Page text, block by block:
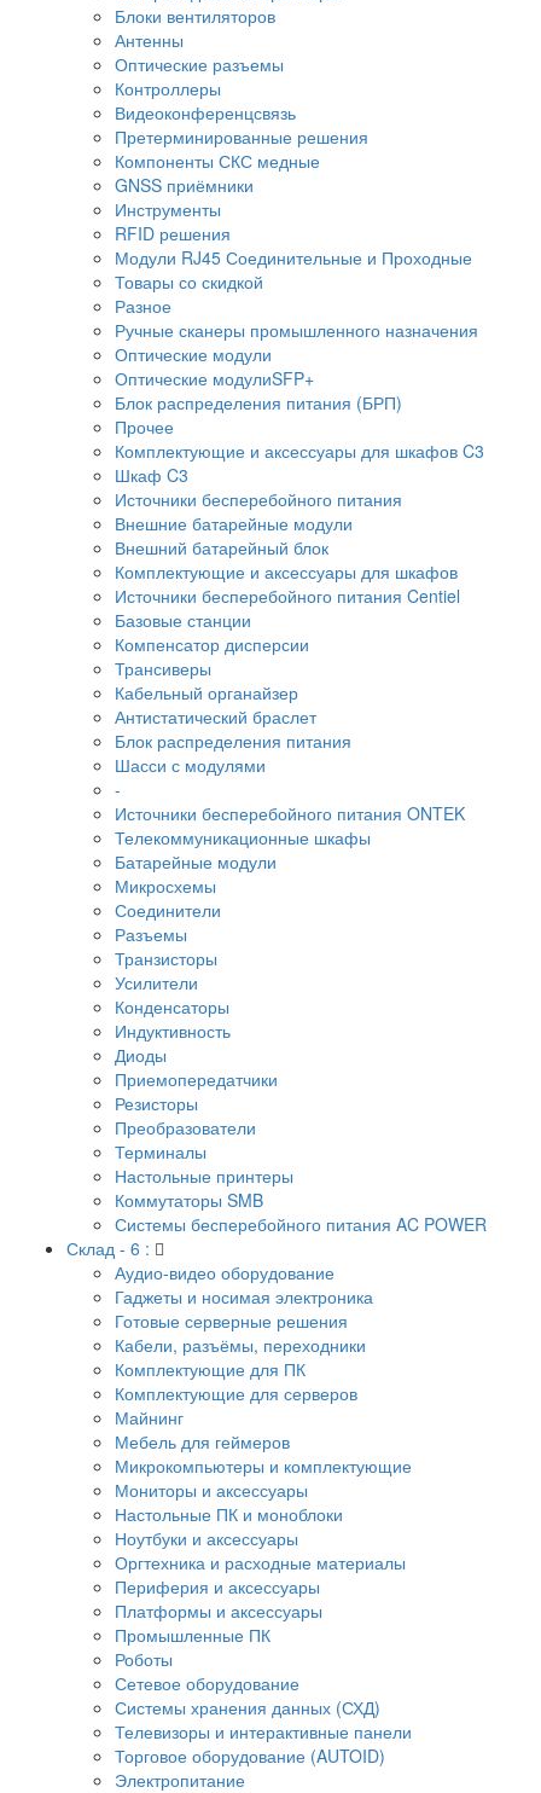
Блоки вентиляторов
Антенны
Оптические разъемы
Контроллеры
Видеоконференцсвязь
Претерминированные решения
Компоненты СКС медные
GNSS приёмники
Инструменты
RFID решения
Модули RJ45 Соединительные и Проходные
Товары со скидкой
Разное
Ручные сканеры промышленного назначения
Оптические модули
Оптические модулиSFP+
Блок распределения питания (БРП)
Прочее
Комплектующие и аксессуары для шкафов C3
Шкаф C3
Источники бесперебойного питания
Внешние батарейные модули
Внешний батарейный блок
Комплектующие и аксессуары для шкафов
Источники бесперебойного питания Centiel
Базовые станции
Компенсатор дисперсии
Трансиверы
Кабельный органайзер
Антистатический браслет
Блок распределения питания
Шасси с модулями
-
Источники бесперебойного питания ONTEK
Телекоммуникационные шкафы
Батарейные модули
Микросхемы
Соединители
Разъемы
Транзисторы
Усилители
Конденсаторы
Индуктивность
Диоды
Приемопередатчики
Резисторы
Преобразователи
Терминалы
Настольные принтеры
Коммутаторы SMB
Системы бесперебойного питания AC POWER
Склад - 6 :
Аудио-видео оборудование
Гаджеты и носимая электроника
Готовые серверные решения
Кабели, разъёмы, переходники
Комплектующие для ПК
Комплектующие для серверов
Майнинг
Мебель для геймеров
Микрокомпьютеры и комплектующие
Мониторы и аксессуары
Настольные ПК и моноблоки
Ноутбуки и аксессуары
Оргтехника и расходные материалы
Периферия и аксессуары
Платформы и аксессуары
Промышленные ПК
Роботы
Сетевое оборудование
Системы хранения данных (СХД)
Телевизоры и интерактивные панели
Торговое оборудование (AUTOID)
Электропитание